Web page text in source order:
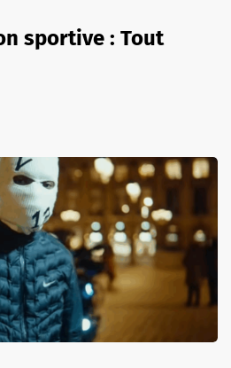
sportive : Tout